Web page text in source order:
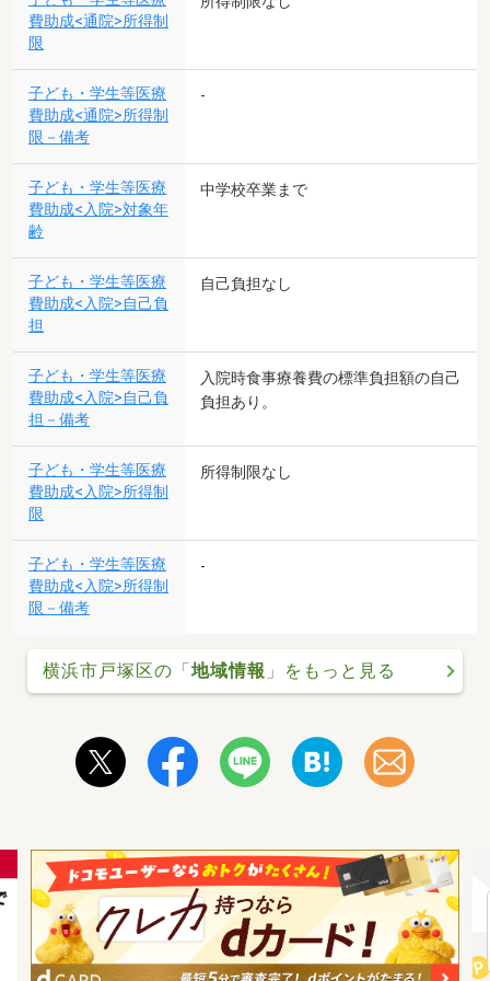
費助成<通院>所得制
限
子ども・学生等医療
費助成<通院>所得制
限－備考
-
子ども・学生等医療
費助成<入院>対象年
齢
中学校卒業まで
子ども・学生等医療
費助成<入院>自己負
担
自己負担なし
子ども・学生等医療
費助成<入院>自己負
担－備考
入院時食事療養費の標準負担額の自己
負担あり。
子ども・学生等医療
費助成<入院>所得制
限
所得制限なし
子ども・学生等医療
費助成<入院>所得制
限－備考
-
横浜市戸塚区の「地域情報 」をもっと見る